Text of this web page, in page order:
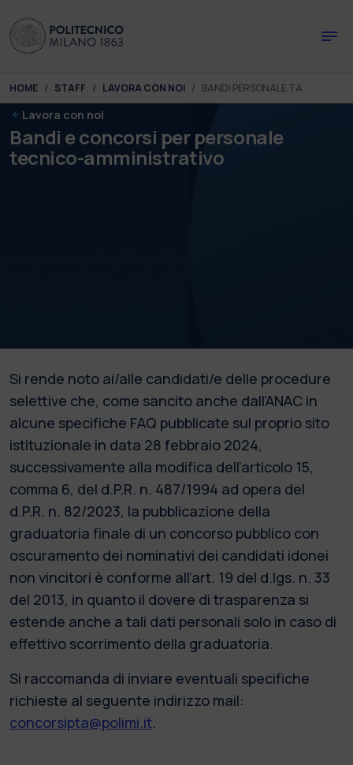
You are here:
HOME STAFF LAVORA CON NOI BANDI PERSONALE TA
Lavora con noi
Bandi e concorsi per personale
tecnico-amministrativo
Si rende noto ai/alle candidati/e delle procedure
selettive che, come sancito anche dall’ANAC in
alcune specifiche FAQ pubblicate sul proprio sito
istituzionale in data 28 febbraio 2024,
successivamente alla modifica dell’articolo 15,
comma 6, del d.P.R. n. 487/1994 ad opera del
d.P.R. n. 82/2023, la pubblicazione della
graduatoria finale di un concorso pubblico con
oscuramento dei nominativi dei candidati idonei
non vincitori è conforme all’art. 19 del d.lgs. n. 33
del 2013, in quanto il dovere di trasparenza si
estende anche a tali dati personali solo in caso di
effettivo scorrimento della graduatoria.
Si raccomanda di inviare eventuali specifiche
richieste al seguente indirizzo mail:
concorsipta@polimi.it.